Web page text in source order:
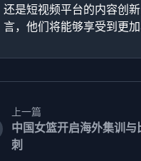
还是短视频平台的内容创
言，他们将能够享受到更
上一篇
中国女篮开启海外集训
刺